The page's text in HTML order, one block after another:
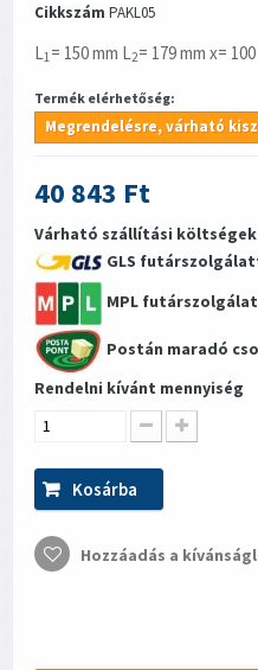
Cikkszám PAKL05
L 1= 150 mm L 2= 179 mm x=
Termék elérhetőség:
Megrendelésre, várható
40 843 Ft
Várható szállítási költségek
GLS
MPL
Postán maradó
Rendelni kívánt mennyiség
Kosárba
Hozzáadás a